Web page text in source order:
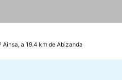
Ainsa, a 19.4 km de Abizanda